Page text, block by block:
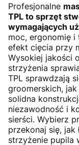
Profesjonalne
TPL to sprzęt
wymagających
moc, ergonomię i
efekt cięcia przy
Wysokiej jakości
strzyżenia
TPL sprawdzają
groomerskich,
solidna
niezawodność i
sierści. Wybierz
przekonaj się, jak
strzyżenie pupila